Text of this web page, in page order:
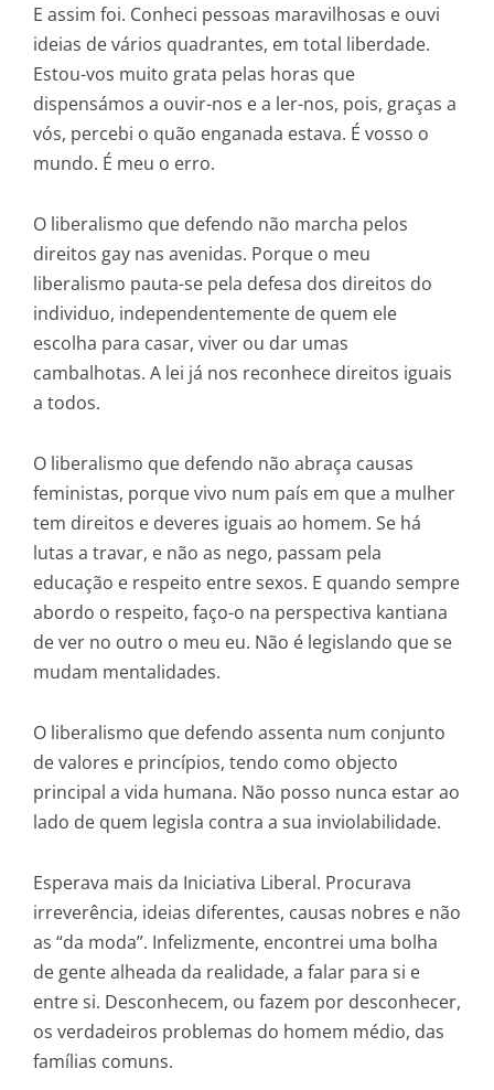
E assim foi. Conheci pessoas maravilhosas e ouvi
ideias de vários quadrantes, em total liberdade.
Estou-vos muito grata pelas horas que
dispensámos a ouvir-nos e a ler-nos, pois, graças a
vós, percebi o quão enganada estava. É vosso o
mundo. É meu o erro.
O liberalismo que defendo não marcha pelos
direitos gay nas avenidas. Porque o meu
liberalismo pauta-se pela defesa dos direitos do
individuo, independentemente de quem ele
escolha para casar, viver ou dar umas
cambalhotas. A lei já nos reconhece direitos iguais
a todos.
O liberalismo que defendo não abraça causas
feministas, porque vivo num país em que a mulher
tem direitos e deveres iguais ao homem. Se há
lutas a travar, e não as nego, passam pela
educação e respeito entre sexos. E quando sempre
abordo o respeito, faço-o na perspectiva kantiana
de ver no outro o meu eu. Não é legislando que se
mudam mentalidades.
O liberalismo que defendo assenta num conjunto
de valores e princípios, tendo como objecto
principal a vida humana. Não posso nunca estar ao
lado de quem legisla contra a sua inviolabilidade.
Esperava mais da Iniciativa Liberal. Procurava
irreverência, ideias diferentes, causas nobres e não
as “da moda”. Infelizmente, encontrei uma bolha
de gente alheada da realidade, a falar para si e
entre si. Desconhecem, ou fazem por desconhecer,
os verdadeiros problemas do homem médio, das
famílias comuns.